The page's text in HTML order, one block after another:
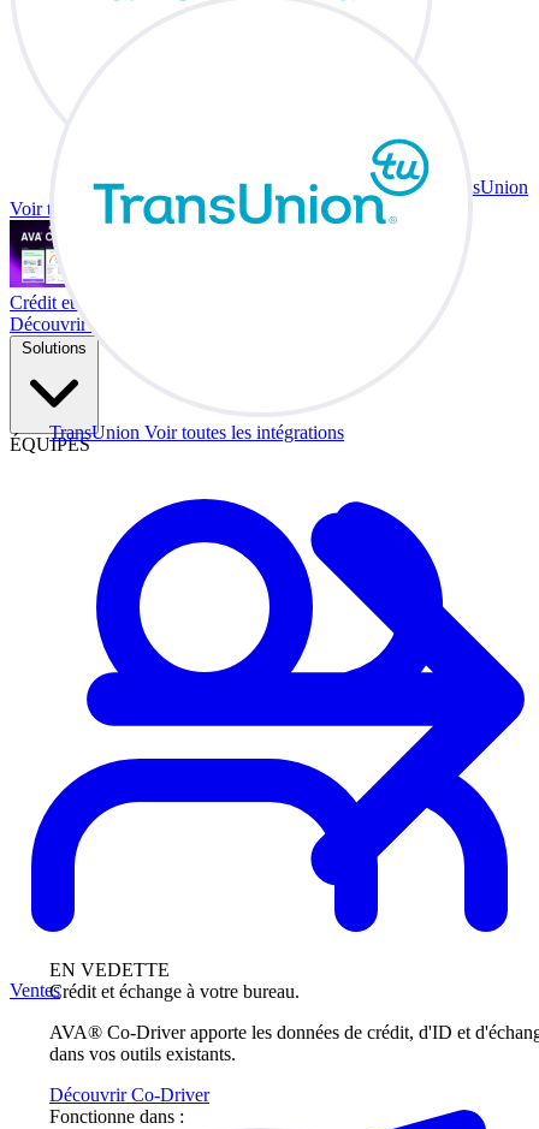
TransUnion Voir toutes les intégrations
EN VEDETTE
Crédit et échange à votre bureau.
AVA® Co-Driver apporte les données de crédit, d'ID et
dans vos outils existants.
Découvrir Co-Driver
Fonctionne dans :
TransUnion
Voir toutes les intégrations
Crédit et échange à votre bureau.
Découvrir Co-Driver
Solutions
ÉQUIPES
Ventes